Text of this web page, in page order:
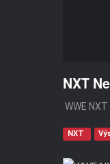
NXT
WWE
NXT